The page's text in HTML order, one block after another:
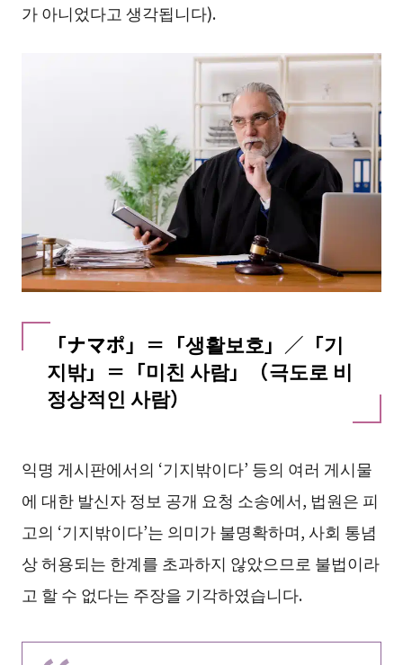
가 아니었다고 생각됩니다).
「ナマポ」＝「생활보호」／「기
지밖」＝「미친 사람」（극도로 비
정상적인 사람）
익명 게시판에서의 ‘기지밖이다’ 등의 여러 게시물
에 대한 발신자 정보 공개 요청 소송에서, 법원은 피
고의 ‘기지밖이다’는 의미가 불명확하며, 사회 통념
상 허용되는 한계를 초과하지 않았으므로 불법이라
고 할 수 없다는 주장을 기각하였습니다.